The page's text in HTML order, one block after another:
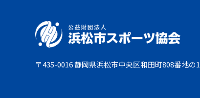
〒435-0016 静岡県浜松市中央区和田町808番地の1